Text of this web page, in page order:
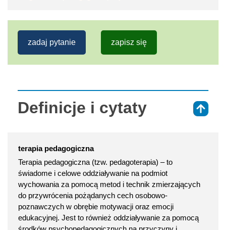
zadaj pytanie zapisz się
Definicje i cytaty
terapia pedagogiczna
Terapia pedagogiczna (tzw. pedagoterapia) – to
świadome i celowe oddziaływanie na podmiot
wychowania za pomocą metod i technik zmierzających
do przywrócenia pożądanych cech osobowo-
poznawczych w obrębie motywacji oraz emocji
edukacyjnej. Jest to również oddziaływanie za pomocą